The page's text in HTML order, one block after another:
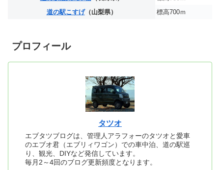
道の駅こすげ（山梨県） 標高700ｍ
プロフィール
タツオ
エブタツブログは、管理人アラフォーのタツオと愛車
のエブオ君（エブリィワゴン）での車中泊、道の駅巡
り、観光、DIYなど発信しています。
毎月2～4回のブログ更新頻度となります。